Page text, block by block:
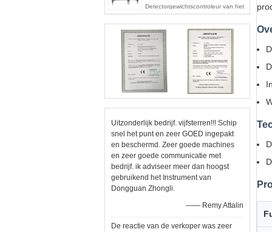
Detectorgewichtscontroleur van het
Voedselmetaal
Uitzonderlijk bedrijf. vijfsterren!!! Schip
snel het punt en zeer GOED ingepakt
en beschermd. Zeer goede machines
en zeer goede communicatie met
bedrijf. ik adviseer meer dan hoogst
gebruikend het Instrument van
Dongguan Zhongli.
—— Remy Attalin
De reactie van de verkoper was zeer